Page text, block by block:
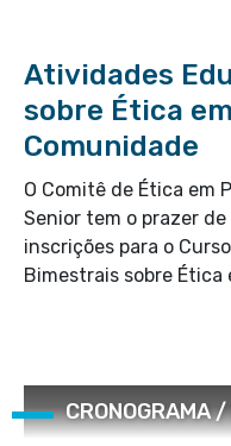
Atividades
sobre Ética
Comunidade
O Comitê de Ética em
Senior tem o prazer
inscrições para o
Bimestrais sobre Ética
CRONOGRAMA